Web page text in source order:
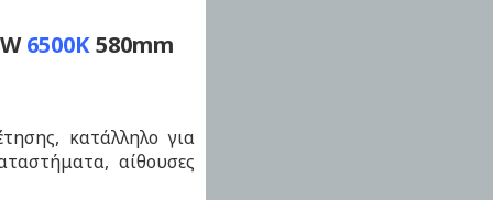
6500K580mm
κατάλληλο για
αίθουσες